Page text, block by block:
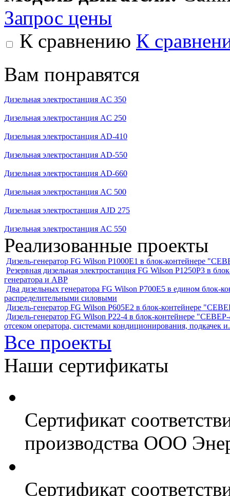
Запрос цены
К сравнению К
Вам понравятся
Дизельная электростанция AC 350
Дизельная электростанция AC 250
Дизельная электростанция AD-410
Дизельная электростанция AD-550
Дизельная электростанция AD-660
Дизельная электростанция AC 500
Дизельная электростанция AJD 275
Дизельная электростанция AC 550
Реализованные проекты
Дизель-генератор FG Wilson P1000E1 в блок-контейнере
Резервная дизельная электростанция FG Wilson P1250Р3 в
генератора и АВР
Два дизельных генератора FG Wilson P700E5 в едином
распределительными силовыми
Дизель-генератор FG Wilson P605Е2 в блок-контейнере
Дизель-генератор FG Wilson P22-4 в блок-контейнере
отсеком оператора, системами кондиционирования, подкачек
Все проекты
Наши сертификаты
Сертификат
производства ООО
Сертификат